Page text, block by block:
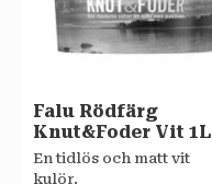
Falu Rödfärg
Knut&Foder Vit 1L
En tidlös och matt vit
kulör.